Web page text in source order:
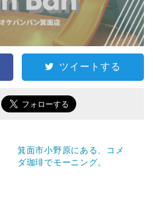
ツイートする
箕面市小野原にある、コメ
ダ珈琲でモーニング。